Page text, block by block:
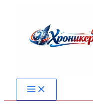
содержимому
Main
Menu